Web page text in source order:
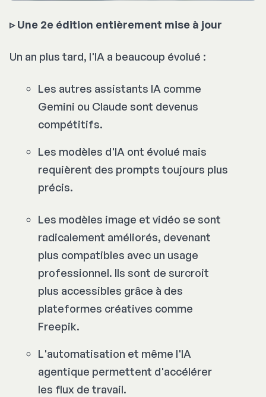
▹ Une 2e édition entièrement mise à jour
Un an plus tard, l'IA a beaucoup évolué :
Les autres assistants IA comme
Gemini ou Claude sont devenus
compétitifs.
Les modèles d'IA ont évolué mais
requièrent des prompts toujours plus
précis.
Les modèles image et vidéo se sont
radicalement améliorés, devenant
plus compatibles avec un usage
professionnel. Ils sont de surcroit
plus accessibles grâce à des
plateformes créatives comme
Freepik.
L'automatisation et même l'IA
agentique permettent d'accélérer
les flux de travail.